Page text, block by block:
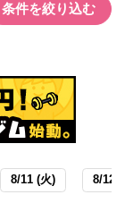
条件を絞り込む
8/11 (火) 8/12 (